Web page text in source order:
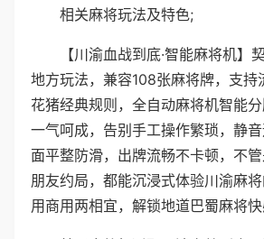
相关麻将玩法及特色;
【川渝血战到底·智能麻将机】
地方玩法，兼容108张麻将牌，支持
花猪经典规则，全自动麻将机智能
一气呵成，告别手工操作繁琐，静
面平整防滑，出牌流畅不卡顿，不
朋友约局，都能沉浸式体验川渝麻
用商用两相宜，解锁地道巴蜀麻将快